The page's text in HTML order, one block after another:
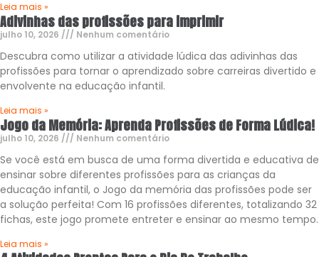
Leia mais »
Adivinhas das profissões para imprimir
julho 10, 2026 Nenhum comentário
Descubra como utilizar a atividade lúdica das adivinhas das
profissões para tornar o aprendizado sobre carreiras divertido e
envolvente na educação infantil.
Leia mais »
Jogo da Memória: Aprenda Profissões de Forma Lúdica!
julho 10, 2026 Nenhum comentário
Se você está em busca de uma forma divertida e educativa de
ensinar sobre diferentes profissões para as crianças da
educação infantil, o Jogo da memória das profissões pode ser
a solução perfeita! Com 16 profissões diferentes, totalizando 32
fichas, este jogo promete entreter e ensinar ao mesmo tempo.
Leia mais »